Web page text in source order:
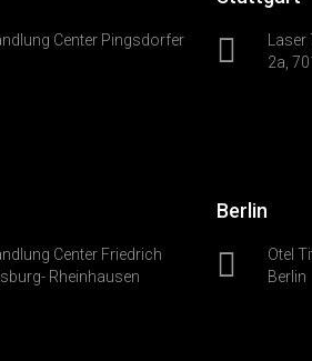
Center Pingsdorfer
2a,
Center Friedrich
Rheinhausen
Berlin
Otel
Berlin